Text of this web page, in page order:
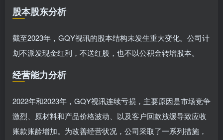
股本股东分析
截至2023年，GQY视讯的股本结构未发生重大变化。公司计
划不派发现金红利，不送红股，也不以公积金转增股本。
经营能力分析
2022年和2023年，GQY视讯连续亏损，主要原因是市场竞争
激烈、原材料和产品价格波动、以及客户回款放缓导致应收
账款账龄增加。为改善经营状况，公司采取了一系列措施，